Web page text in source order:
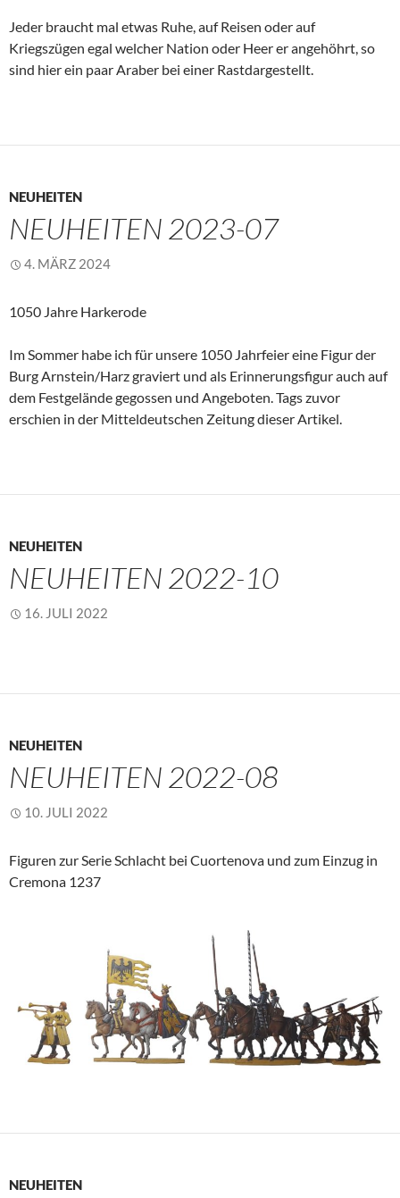
Jeder braucht mal etwas Ruhe, auf Reisen oder auf
Kriegszügen egal welcher Nation oder Heer er angehöhrt, so
sind hier ein paar Araber bei einer Rastdargestellt.
NEUHEITEN
NEUHEITEN 2023-07
4. MÄRZ 2024
1050 Jahre Harkerode
Im Sommer habe ich für unsere 1050 Jahrfeier eine Figur der
Burg Arnstein/Harz graviert und als Erinnerungsfigur auch auf
dem Festgelände gegossen und Angeboten. Tags zuvor
erschien in der Mitteldeutschen Zeitung dieser Artikel.
NEUHEITEN
NEUHEITEN 2022-10
16. JULI 2022
NEUHEITEN
NEUHEITEN 2022-08
10. JULI 2022
Figuren zur Serie Schlacht bei Cuortenova und zum Einzug in
Cremona 1237
NEUHEITEN